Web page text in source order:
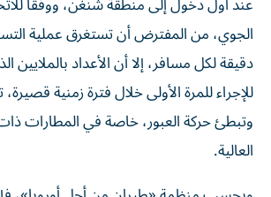
الجوي، من المفترض أن تستغرق عملية
دقيقة لكل مسافر، إلا أن الأعداد
للإجراء للمرة الأولى خلال فترة زمنية
وتبطئ حركة العبور، خاصة في المطارات ذات
العالية.